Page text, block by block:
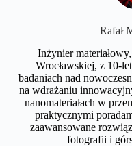
Rafał
Inżynier
Wrocławskiej, z 10-
badaniach nad
na wdrażaniu
nanomateriałach w
praktycznymi
zaawansowane
fotografii i